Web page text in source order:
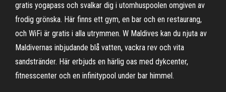
gratis yogapass och svalkar dig i utomhuspoolen omgiven av
frodig grönska. Här finns ett gym, en bar och en restaurang,
och WiFi är gratis i alla utrymmen. W Maldives kan du njuta av
Maldivernas inbjudande blå vatten, vackra rev och vita
sandstränder. Här erbjuds en härlig oas med dykcenter,
fitnesscenter och en infinitypool under bar himmel.